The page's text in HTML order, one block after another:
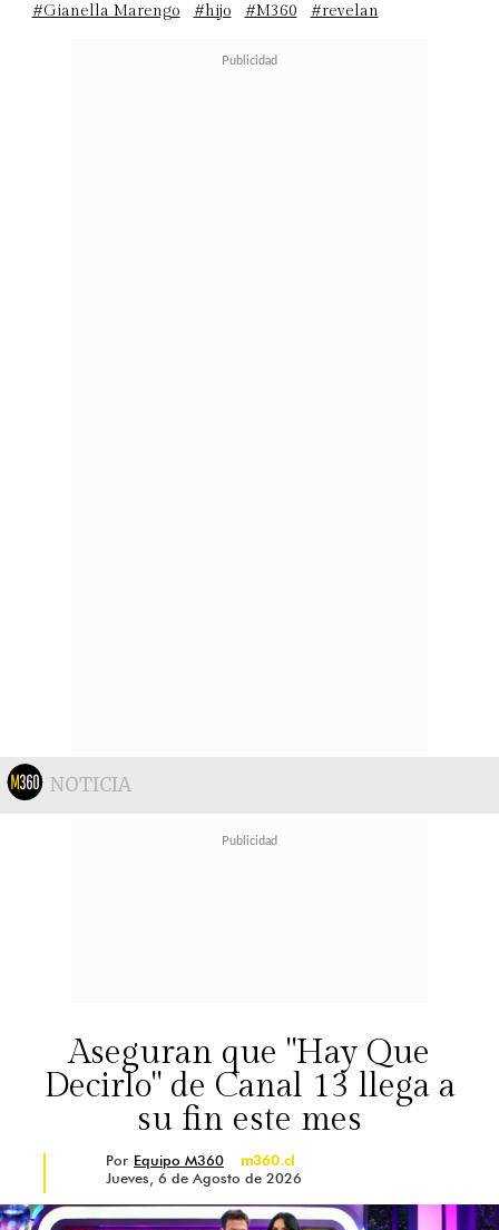
#Gianella Marengo #hijo #M360 #revelan
NOTICIA
Aseguran que "Hay Que
Decirlo" de Canal 13 llega a
su fin este mes
Por Equipo M360
m360.cl
Jueves, 6 de Agosto de 2026